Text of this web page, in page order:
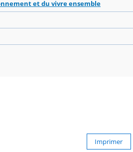
et du vivre ensemble
Imprimer